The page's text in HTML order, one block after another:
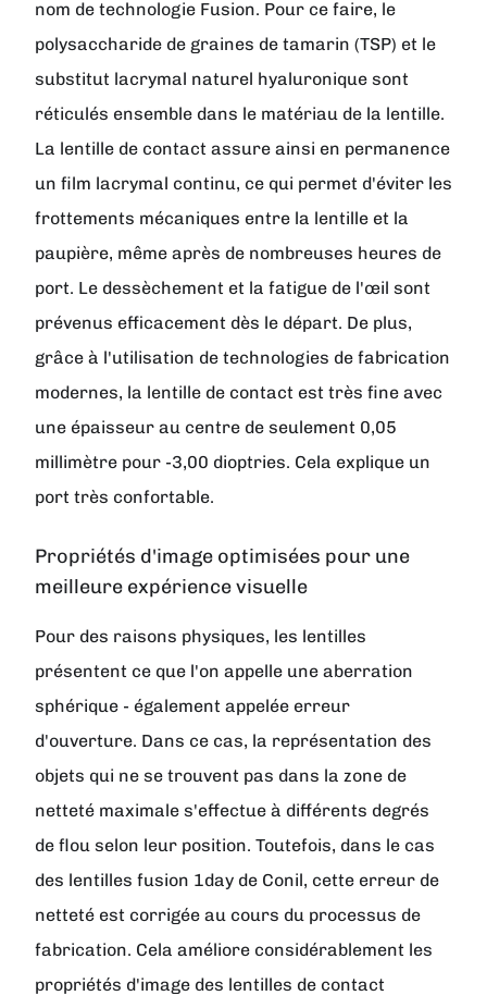
nom de technologie Fusion. Pour ce faire, le
polysaccharide de graines de tamarin (TSP) et le
substitut lacrymal naturel hyaluronique sont
réticulés ensemble dans le matériau de la lentille.
La lentille de contact assure ainsi en permanence
un film lacrymal continu, ce qui permet d'éviter les
frottements mécaniques entre la lentille et la
paupière, même après de nombreuses heures de
port. Le dessèchement et la fatigue de l'œil sont
prévenus efficacement dès le départ. De plus,
grâce à l'utilisation de technologies de fabrication
modernes, la lentille de contact est très fine avec
une épaisseur au centre de seulement 0,05
millimètre pour -3,00 dioptries. Cela explique un
port très confortable.
Propriétés d'image optimisées pour une
meilleure expérience visuelle
Pour des raisons physiques, les lentilles
présentent ce que l'on appelle une aberration
sphérique - également appelée erreur
d'ouverture. Dans ce cas, la représentation des
objets qui ne se trouvent pas dans la zone de
netteté maximale s'effectue à différents degrés
de flou selon leur position. Toutefois, dans le cas
des lentilles fusion 1day de Conil, cette erreur de
netteté est corrigée au cours du processus de
fabrication. Cela améliore considérablement les
propriétés d'image des lentilles de contact